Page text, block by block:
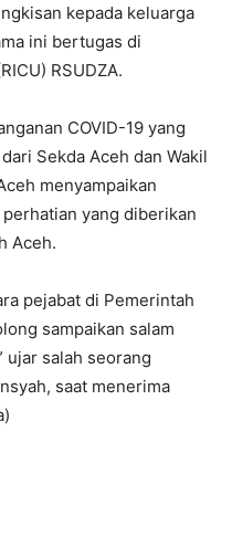
kepada keluarga
ini bertugas di
RSUDZA.
COVID-19 yang
Sekda Aceh dan Wakil
menyampaikan
yang diberikan
Aceh.
pejabat di Pemerintah
sampaikan salam
ujar salah seorang
saat menerima